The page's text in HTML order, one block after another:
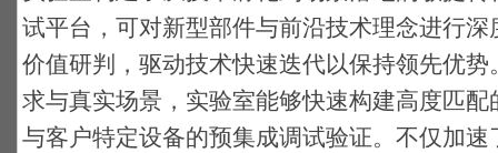
试平台，可对新型部件与前沿技术理念进行
价值研判，驱动技术快速迭代以保持领先优
求与真实场景，实验室能够快速构建高度匹
与客户特定设备的预集成调试验证。不仅加